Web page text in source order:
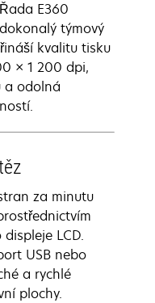
E360
týmový
kvalitu tisku
× 1 200 dpi,
a odolná
za minutu
LCD.
USB nebo
a rychlé
plochy.